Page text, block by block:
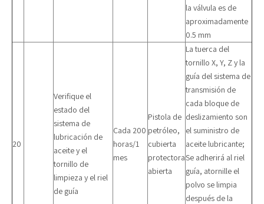
la válvula es de
aproximadamente
0.5 mm
20
Verifique el
estado del
sistema de
lubricación de
aceite y el
tornillo de
limpieza y el riel
de guía
Cada 200
horas/1
mes
Pistola de
petróleo,
cubierta
protectora
abierta
La tuerca del
tornillo X, Y, Z y la
guía del sistema de
transmisión de
cada bloque de
deslizamiento son
el suministro de
aceite lubricante;
Se adherirá al riel
guía, atornille el
polvo se limpia
después de la